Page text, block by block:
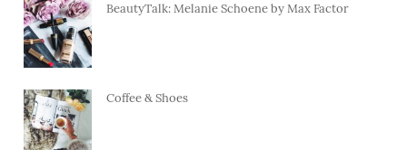
BeautyTalk: Melanie Schoene by Max Factor
Coffee & Shoes